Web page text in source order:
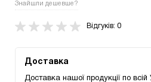
Знайшли дешевше?
Відгуків: 0
Доставка
Доставка нашої продукції по всій